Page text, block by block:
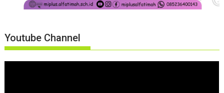
Youtube Channel